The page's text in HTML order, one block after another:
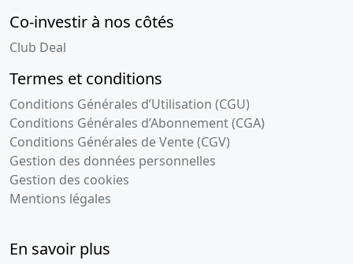
Co-investir à nos côtés
Club Deal
Termes et conditions
Conditions Générales d’Utilisation (CGU)
Conditions Générales d’Abonnement (CGA)
Conditions Générales de Vente (CGV)
Gestion des données personnelles
Gestion des cookies
Mentions légales
En savoir plus